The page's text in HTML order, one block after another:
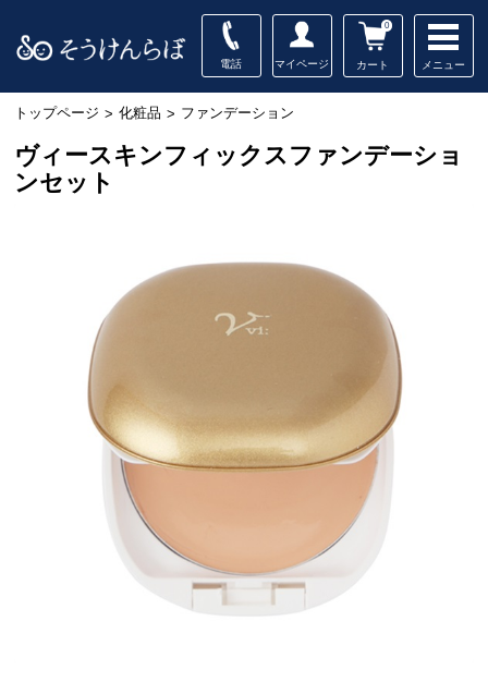
電話 マイページ カート
0
メニュー
トップページ > 化粧品 > ファンデーション
ヴィースキンフィックスファンデーショ
ンセット